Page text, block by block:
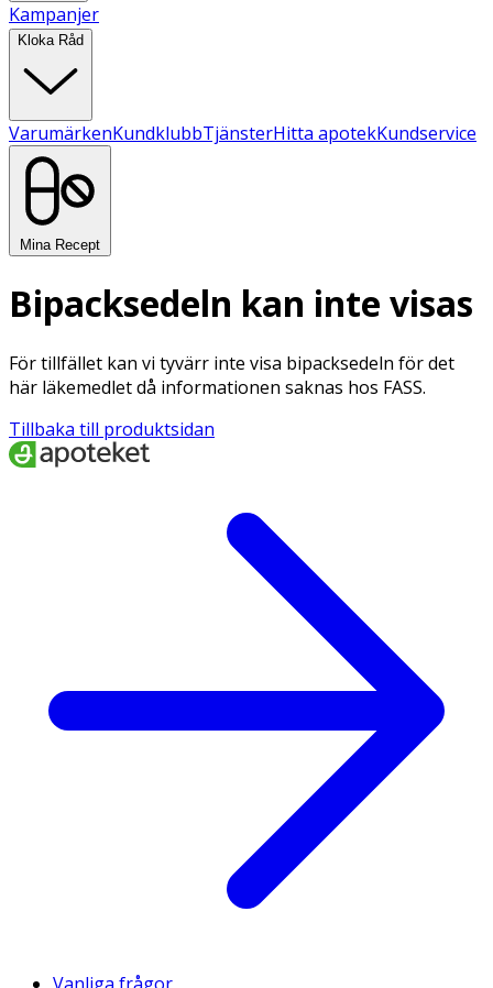
Kampanjer
Kloka Råd
VarumärkenKundklubbTjänsterHitta apotekKundservice
Mina Recept
Bipacksedeln kan inte visas
För tillfället kan vi tyvärr inte visa bipacksedeln för det
här läkemedlet då informationen saknas hos FASS.
Tillbaka till produktsidan